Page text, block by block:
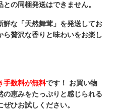
の同梱発送はできません。
鮮な「天然舞茸」を発送してお
ら贅沢な香りと味わいをお楽し
手数料が無料です！ お買い物
の恵みをたっぷりと感じられる
ぜひお試しください。